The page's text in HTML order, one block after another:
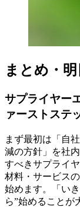
まとめ・
サプライヤー
ァーストステ
まず最初は「自
減の方針」を社
すべきサプライ
材料・サービス
始めます。「い
ら”始めることが